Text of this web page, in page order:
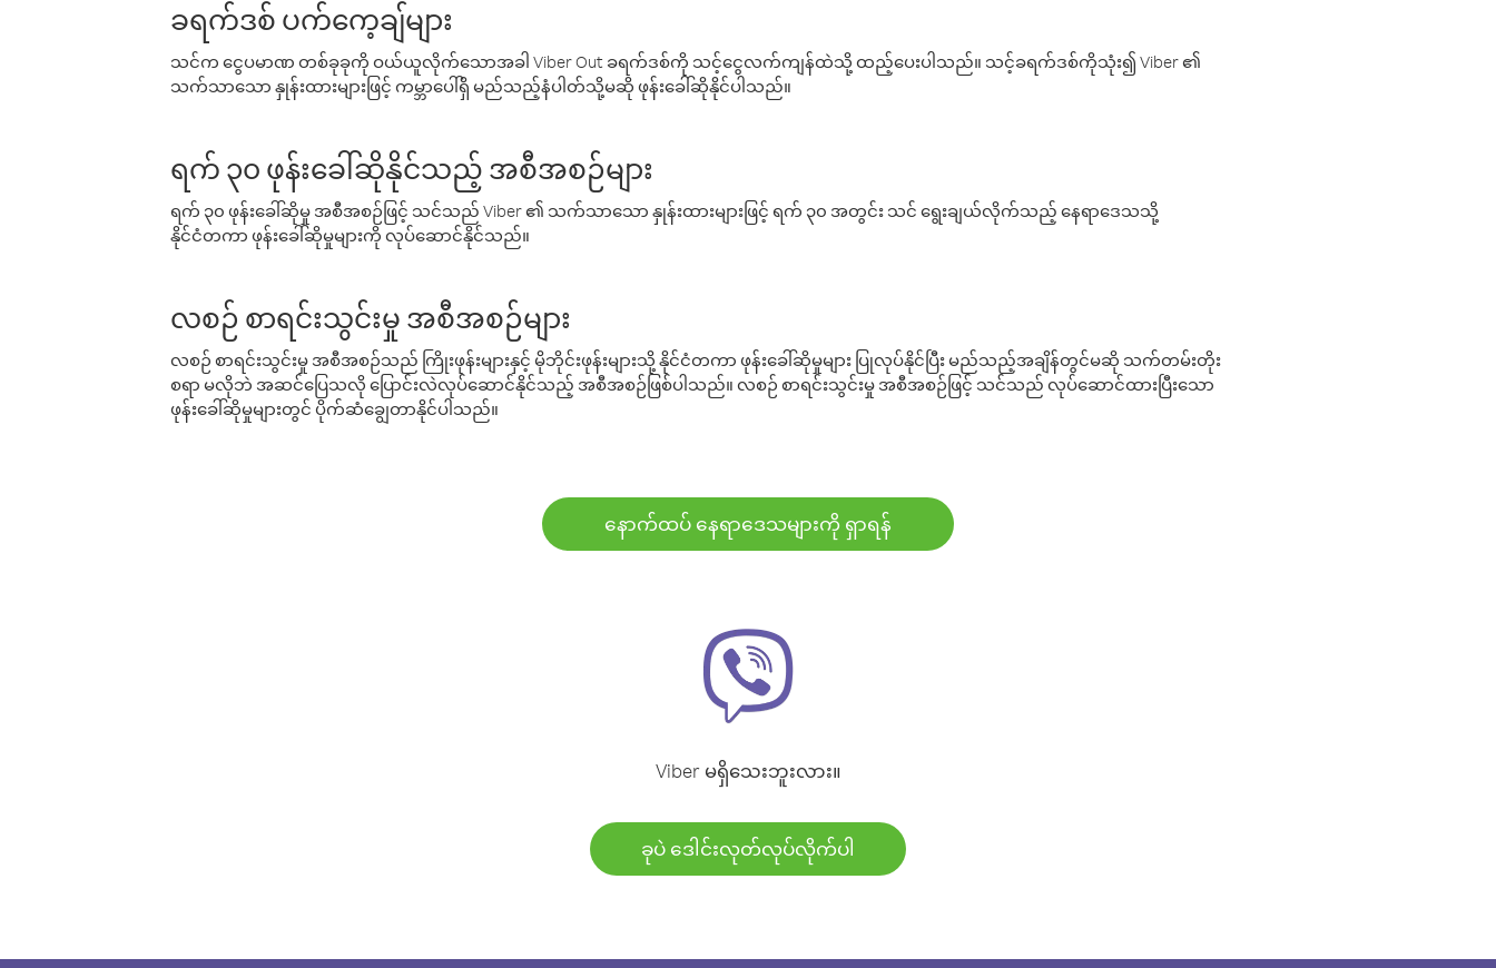
ခရက်ဒစ် ပက်ကေ့ချ်များ
သင်က ငွေပမာဏ တစ်ခုခုကို ဝယ်ယူလိုက်သောအခါ Viber Out ခရက်ဒစ်ကို သင့်ငွေလက်ကျန်ထဲသို့ ထည့်ပေးပါသည်။ သင့်ခရက်ဒစ်ကိုသုံး၍ Viber ၏
သက်သာသော နှုန်းထားများဖြင့် ကမ္ဘာပေါ်ရှိ မည်သည့်နံပါတ်သို့မဆို ဖုန်းခေါ်ဆိုနိုင်ပါသည်။
ရက် ၃၀ ဖုန်းခေါ်ဆိုနိုင်သည့် အစီအစဉ်များ
ရက် ၃၀ ဖုန်းခေါ်ဆိုမှု အစီအစဉ်ဖြင့် သင်သည် Viber ၏ သက်သာသော နှုန်းထားများဖြင့် ရက် ၃၀ အတွင်း သင် ရွေးချယ်လိုက်သည့် နေရာဒေသသို့
နိုင်ငံတကာ ဖုန်းခေါ်ဆိုမှုများကို လုပ်ဆောင်နိုင်သည်။
လစဉ် စာရင်းသွင်းမှု အစီအစဉ်များ
လစဉ် စာရင်းသွင်းမှု အစီအစဉ်သည် ကြိုးဖုန်းများနှင့် မိုဘိုင်းဖုန်းများသို့ နိုင်ငံတကာ ဖုန်းခေါ်ဆိုမှုများ ပြုလုပ်နိုင်ပြီး မည်သည့်အချိန်တွင်မဆို သက်တမ်းတိုး
စရာ မလိုဘဲ အဆင်ပြေသလို ပြောင်းလဲလုပ်ဆောင်နိုင်သည့် အစီအစဉ်ဖြစ်ပါသည်။ လစဉ် စာရင်းသွင်းမှု အစီအစဉ်ဖြင့် သင်သည် လုပ်ဆောင်ထားပြီးသော
ဖုန်းခေါ်ဆိုမှုများတွင် ပိုက်ဆံချွေတာနိုင်ပါသည်။
နောက်ထပ် နေရာဒေသများကို ရှာရန်
Viber မရှိသေးဘူးလား။
ခုပဲ ဒေါင်းလုတ်လုပ်လိုက်ပါ